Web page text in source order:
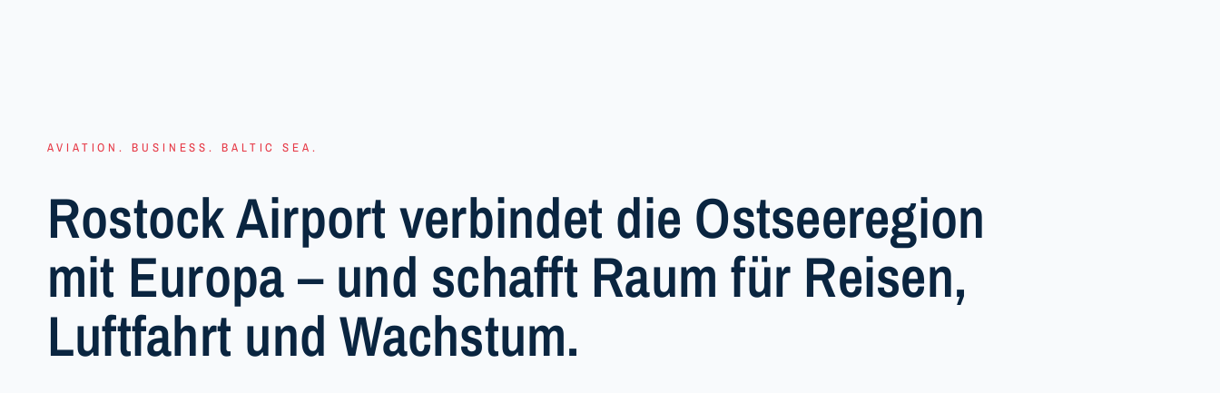
AVIATION. BUSINESS. BALTIC SEA.
Rostock Airport verbindet die Ostseeregion
mit Europa – und schafft Raum für Reisen,
Luftfahrt und Wachstum.